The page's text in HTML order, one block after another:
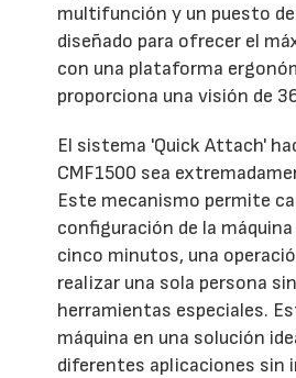
multifunción y un puesto
diseñado para ofrecer el
con una plataforma
proporciona una visión de
El sistema 'Quick Attach'
CMF1500 sea
Este mecanismo permite
configuración de la
cinco minutos, una
realizar una sola persona
herramientas especiales.
máquina en una solución
diferentes aplicaciones sin